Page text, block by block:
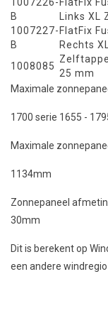
B
Links XL
1007227-
B
FlatFix
Rechts
1008085
25 mm
Maximale
1700 serie 1655 -
Maximale
1134mm
Zonnepaneel
30mm
Dit is berekent op
een andere windregio